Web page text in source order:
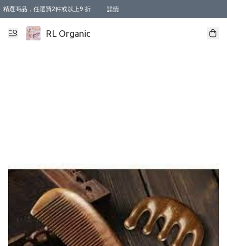
精選商品，任選買2件或以上9 折 詳情
XI周年優惠【新品自由選2件88折/3件85折】
XI周年優惠【Chakra 脈輪平衡自由選2件9折/3件85折/5件8折】
Florame 肌底自由選 2支9折 3支85折
XI周年優惠【蟲蟲退散 · 防衛結界﹞系列2件9折】
Sunki 任選2件95折
BIOFFICINA TOSCANA 任選2支9折 3支85折
Lamav 任選1件9折 2件85折
Mukti Organics 指定產品任選1件9折, 2件88折 3件85折
Intelligent Nutrients Skincare 任選2件9折
deodorant 任選2件88折
化妝品 任選2件95折
XI周年優惠【身心靈單品 任選2件9折/3件85折/5件8折】
XI周年優惠 【精油/香水 任選2件9折/3件85折/5件8折】
XI周年優惠【「關節到肌膚」全效養護 BODY OIL 組2件88折/3件85折】
XI周年優惠【夏日有機物理防曬套裝2件88折】
XI周年優惠【夏日潔面隨意選2件88折/3件85折】
XI周年優惠【逆齡奇蹟抗氧 11 自由選2件88折/3件85折/4件或以上8折】
新會員首次購物即享全單 95 折優惠！
成為VIP / VVIP 可享有生日月現金扣減獎賞優惠 !! 記得去賬户資料填上生日日期啦 !
選用順豐速運，滿$500 免運費
本地速遞 京東 送住宅/ 工商地址 $400 免運費
澳門訂單選用順豐速運，滿$800 免運費
RL Organic